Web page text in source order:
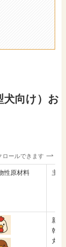
向け）お
ロールできます
性原材料 主原
新
乾燥
丸